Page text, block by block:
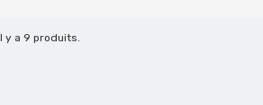
y a 9 produits.